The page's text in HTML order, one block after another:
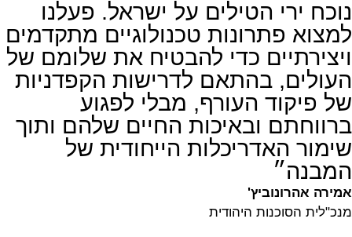
נוכח ירי הטילים על ישראל. פעלנו
למצוא פתרונות טכנולוגיים מתקדמים
ויצירתיים כדי להבטיח את שלומם של
העולים, בהתאם לדרישות הקפדניות
של פיקוד העורף, מבלי לפגוע
ברווחתם ובאיכות החיים שלהם ותוך
שימור האדריכלות הייחודית של
המבנה״
אמירה אהרונוביץ'
מנכ"לית הסוכנות היהודית